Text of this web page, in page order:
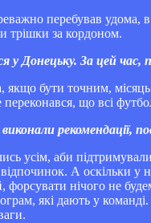
перебував удома,
трішки за кордоном.
у Донецьку. За цей
бути точним, місяць
що всі
рекомендації,
усім, аби
А оскільки у
форсувати нічого не
які дають у